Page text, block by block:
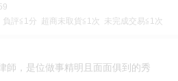
負評≦1分 超商未取貨≦1次 未完成交易≦1次
師，是位做事精明且面面俱到的秀